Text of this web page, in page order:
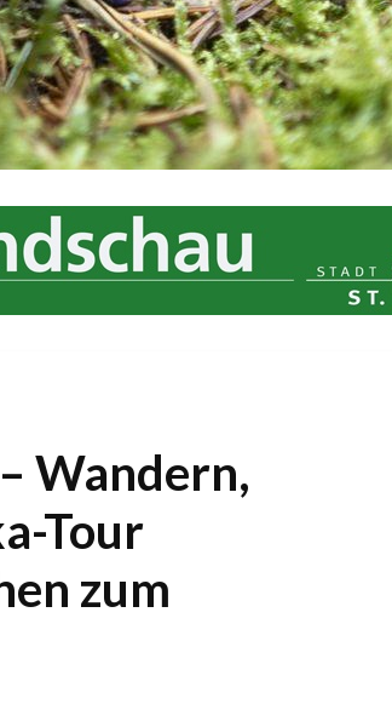
Wandern,
Tour
zum